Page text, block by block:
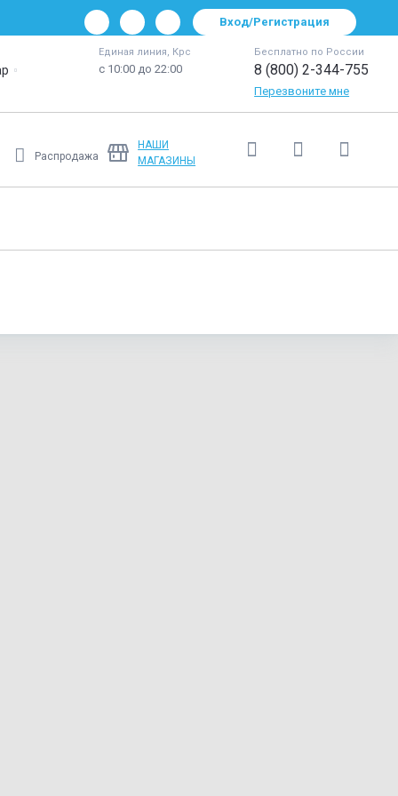
Вход/Регистрация
Единая линия, Крс
с 10:00 до 22:00
Бесплатно по России
8 (800) 2-344-755
Перезвоните мне
Распродажа
НАШИ
МАГАЗИНЫ